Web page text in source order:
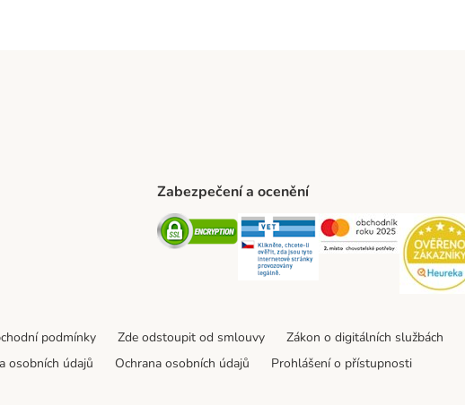
Method
MethodShipping Method
Zabezpečení a ocenění
Security Security Security
podmínky Zde odstoupit od smlouvy Zákon o digitálních službách
osobních údajů Ochrana osobních údajů Prohlášení o přístupnosti